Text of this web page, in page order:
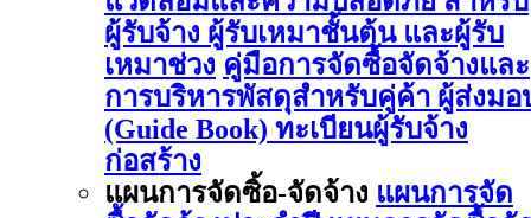
ผู้รับจ้าง ผู้รับเหมาชั้นต้น และผู้รับ
เหมาช่วง คู่มือการจัดซื้อจัดจ้างและ
การบริหารพัสดุสำหรับคู่ค้า ผู้ส่งมอ
(Guide Book) ทะเบียนผู้รับจ้าง
ก่อสร้าง
แผนการจัดซิ้อ-จัดจ้าง แผนการจัด